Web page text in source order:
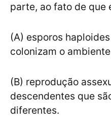
parte, ao fato de que
(A) esporos
colonizam o
(B) reprodução
descendentes que
diferentes.